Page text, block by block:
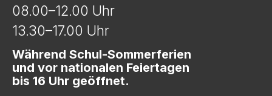
08.00–12.00 Uhr
13.30–17.00 Uhr
Während Schul-Sommerferien
und vor nationalen Feiertagen
bis 16 Uhr geöffnet.